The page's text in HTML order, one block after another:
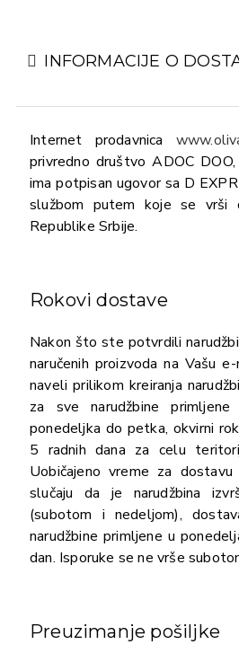
INFORMACIJE O
Internet prodavnica
privredno društvo ADOC
ima potpisan ugovor sa D
službom putem koje se vrši
Republike Srbije.
Rokovi dostave
Nakon što ste potvrdili
naručenih proizvoda na Vašu
naveli prilikom kreiranja
za sve narudžbine
ponedeljka do petka, okvirni
5 radnih dana za celu
Uobičajeno vreme za
slučaju da je narudžbina
(subotom i nedeljom),
narudžbine primljene u
dan. Isporuke se ne vrše
Preuzimanje pošiljke